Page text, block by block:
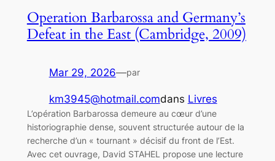
Operation Barbarossa and Germany’s
Defeat in the East (Cambridge, 2009)
Mar 29, 2026—par
km3945@hotmail.comdans Livres
L’opération Barbarossa demeure au cœur d’une
historiographie dense, souvent structurée autour de la
recherche d’un « tournant » décisif du front de l’Est.
Avec cet ouvrage, David STAHEL propose une lecture